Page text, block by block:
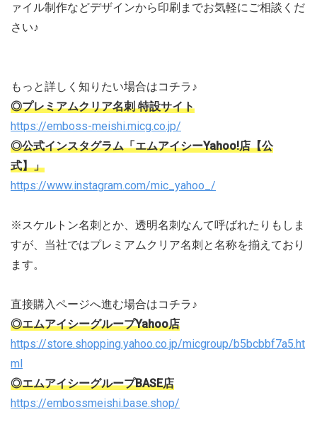
ァイル制作などデザインから印刷までお気軽にご相談くだ
さい♪
もっと詳しく知りたい場合はコチラ♪
◎プレミアムクリア名刺 特設サイト
https://emboss-meishi.micg.co.jp/
◎公式インスタグラム「エムアイシーYahoo!店【公
式】」
https://www.instagram.com/mic_yahoo_/
※スケルトン名刺とか、透明名刺なんて呼ばれたりもしま
すが、当社ではプレミアムクリア名刺と名称を揃えており
ます。
直接購入ページへ進む場合はコチラ♪
◎エムアイシーグループYahoo店
https://store.shopping.yahoo.co.jp/micgroup/b5bcbbf7a5.ht
ml
◎エムアイシーグループBASE店
https://embossmeishi.base.shop/